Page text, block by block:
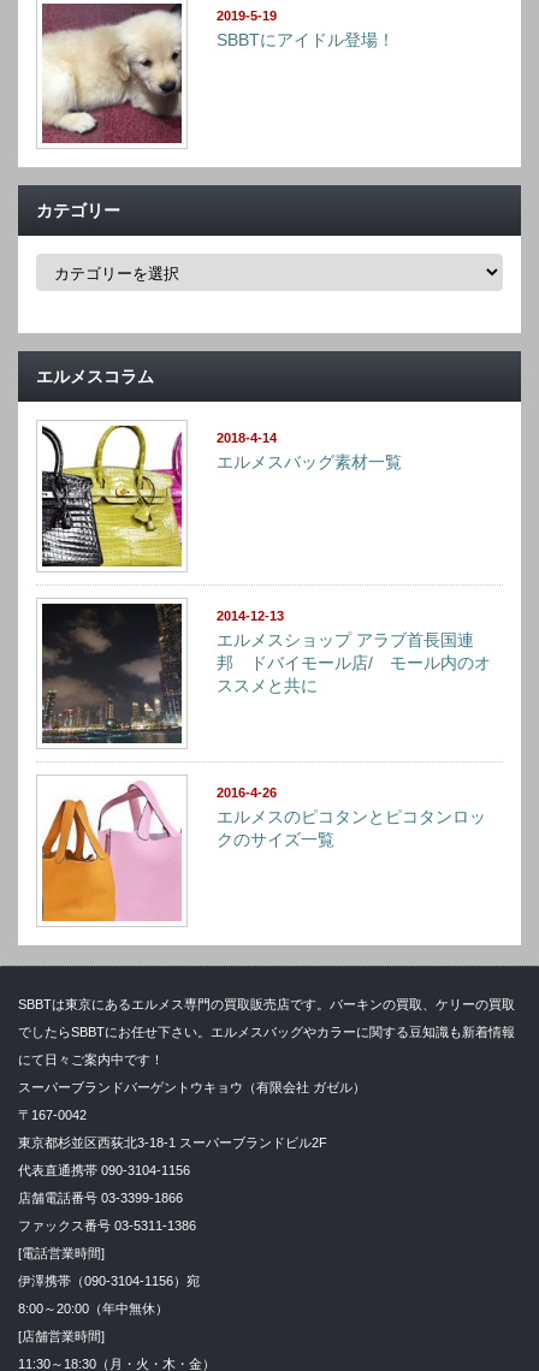
2019-5-19
SBBTにアイドル登場！
カテゴリー
ー
エルメスコラム
2018-4-14
エルメスバッグ素材一覧
2014-12-13
エルメスショップ アラブ首長国連
邦 ドバイモール店/ モール内のオ
ススメと共に
2016-4-26
エルメスのピコタンとピコタンロッ
クのサイズ一覧
SBBTは東京にあるエルメス専門の買取販売店です。バーキンの買取、ケリーの買取
でしたらSBBTにお任せ下さい。エルメスバッグやカラーに関する豆知識も新着情報
にて日々ご案内中です！
スーパーブランドバーゲントウキョウ（有限会社 ガゼル）
〒167-0042
東京都杉並区西荻北3-18-1 スーパーブランドビル2F
代表直通携帯 090-3104-1156
店舗電話番号 03-3399-1866
ファックス番号 03-5311-1386
[電話営業時間]
伊澤携帯（090-3104-1156）宛
8:00～20:00（年中無休）
[店舗営業時間]
11:30～18:30（月・火・木・金）